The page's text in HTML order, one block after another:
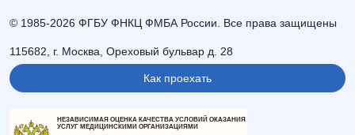
© 1985-2026 ФГБУ ФНКЦ ФМБА России. Все права защищены
115682, г. Москва, Ореховый бульвар д. 28
Как проехать
НЕЗАВИСИМАЯ ОЦЕНКА КАЧЕСТВА УСЛОВИЙ ОКАЗАНИЯ
УСЛУГ МЕДИЦИНСКИМИ ОРГАНИЗАЦИЯМИ